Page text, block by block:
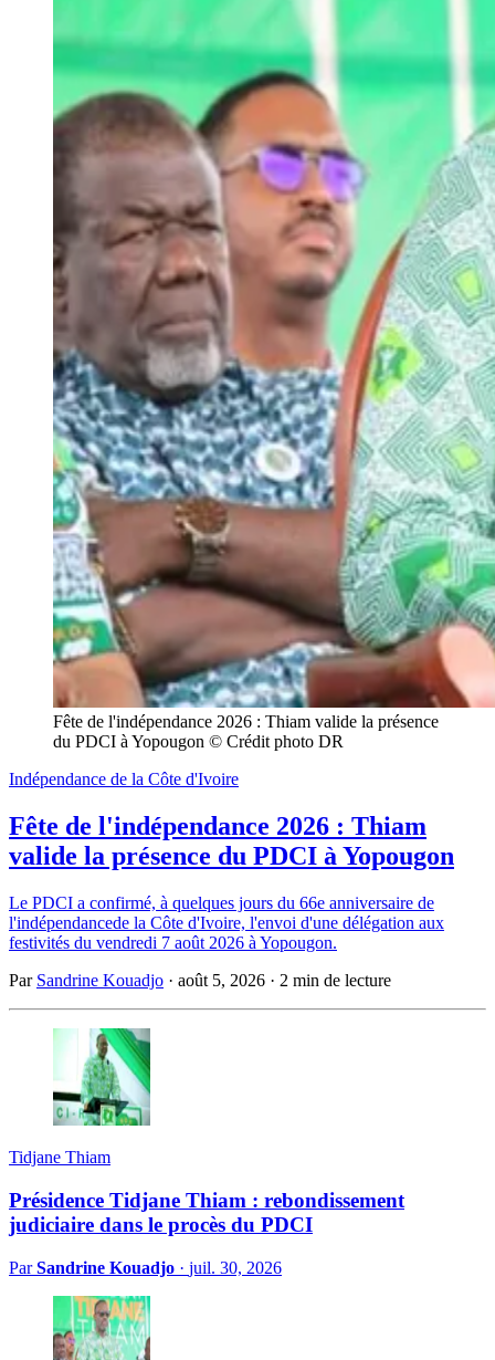
Fête de l'indépendance 2026 : Thiam valide la présence
du PDCI à Yopougon © Crédit photo DR
Indépendance de la Côte d'Ivoire
Fête de l'indépendance 2026 : Thiam
valide la présence du PDCI à Yopougon
Le PDCI a confirmé, à quelques jours du 66e anniversaire de
l'indépendancede la Côte d'Ivoire, l'envoi d'une délégation aux
festivités du vendredi 7 août 2026 à Yopougon.
Par Sandrine Kouadjo · août 5, 2026 · 2 min de lecture
Tidjane Thiam
Présidence Tidjane Thiam : rebondissement
judiciaire dans le procès du PDCI
ParSandrine Kouadjo · juil. 30, 2026